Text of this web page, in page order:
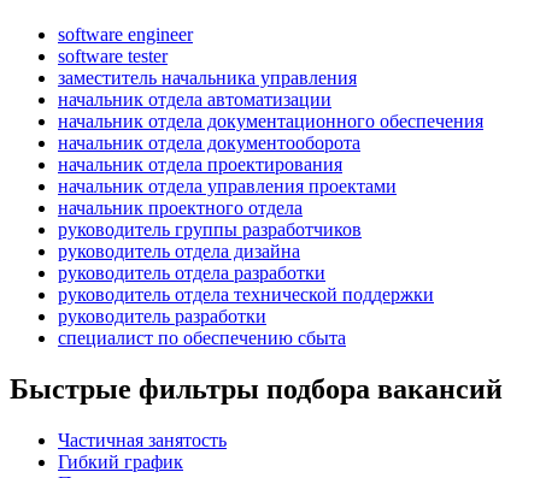
software engineer
software tester
заместитель начальника управления
начальник отдела автоматизации
начальник отдела документационного обеспечения
начальник отдела документооборота
начальник отдела проектирования
начальник отдела управления проектами
начальник проектного отдела
руководитель группы разработчиков
руководитель отдела дизайна
руководитель отдела разработки
руководитель отдела технической поддержки
руководитель разработки
специалист по обеспечению сбыта
Быстрые фильтры подбора вакансий
Частичная занятость
Гибкий график